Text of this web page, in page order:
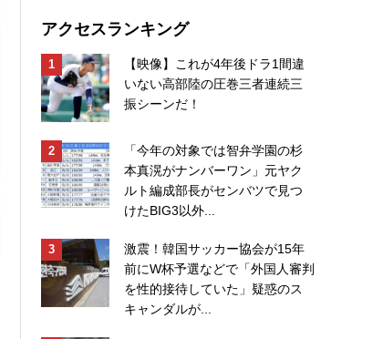
アクセスランキング
【映像】これが4年後ドラ1間違
いない高部陸の圧巻三者連続三
振シーンだ！
「今年の対象では智弁学園の杉
本真滉がナンバーワン」元ヤク
ルト編成部長がセンバツで見つ
けたBIG3以外...
激震！韓国サッカー協会が15年
前にW杯予選などで「外国人審判
を性的接待していた」疑惑のス
キャンダルが...